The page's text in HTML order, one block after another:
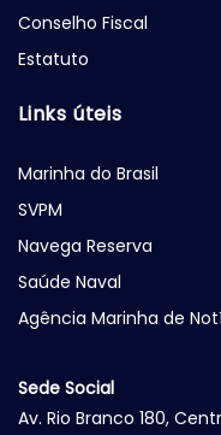
Conselho Fiscal
Estatuto
Links úteis
Marinha do Brasil
SVPM
Navega Reserva
Saúde Naval
Agência Marinha de
Sede Social
Av. Rio Branco 180,